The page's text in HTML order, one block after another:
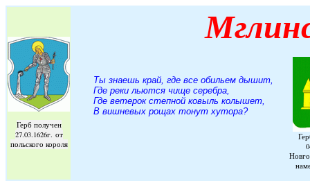
Герб получен
27.03.1626г. от
польского короля
Ты знаешь край, где все обильем дышит,
Где реки льются чище серебра,
Где ветерок степной ковыль колышет,
В вишневых рощах тонут хутора?